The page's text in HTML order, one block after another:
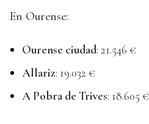
En Ourense:
Ourense ciudad: 21.546 €
Allariz: 19.032 €
A Pobra de Trives: 18.605 €